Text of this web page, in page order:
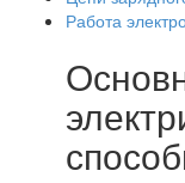
Работа